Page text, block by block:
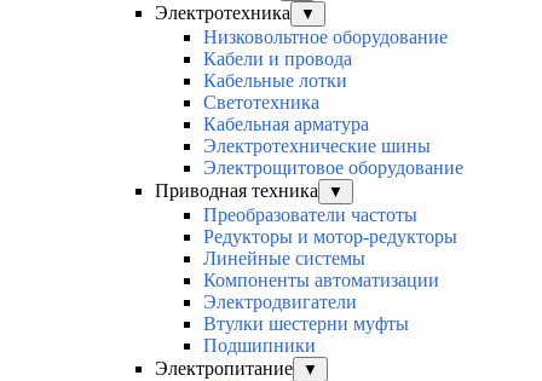
Электротехника ▼
Низковольтное оборудование
Кабели и провода
Кабельные лотки
Светотехника
Кабельная арматура
Электротехнические шины
Электрощитовое оборудование
Приводная техника
▼
Преобразователи частоты
Редукторы и мотор-редукторы
Линейные системы
Компоненты автоматизации
Электродвигатели
Втулки шестерни муфты
Подшипники
Электропитание
▼